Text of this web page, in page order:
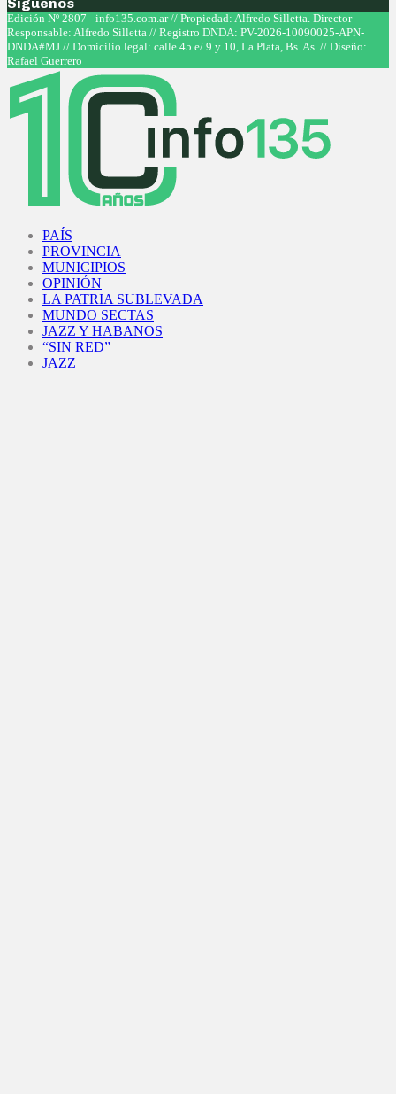
Facebook
Twitter
Instagram
Youtube
Edición Nº 2807 - info135.com.ar // Propiedad: Alfredo Silletta. Director
Responsable: Alfredo Silletta // Registro DNDA: PV-2026-10090025-APN-
DNDA#MJ // Domicilio legal: calle 45 e/ 9 y 10, La Plata, Bs. As. // Diseño:
Rafael Guerrero
PAÍS
PROVINCIA
MUNICIPIOS
OPINIÓN
LA PATRIA SUBLEVADA
MUNDO SECTAS
JAZZ Y HABANOS
“SIN RED”
JAZZ